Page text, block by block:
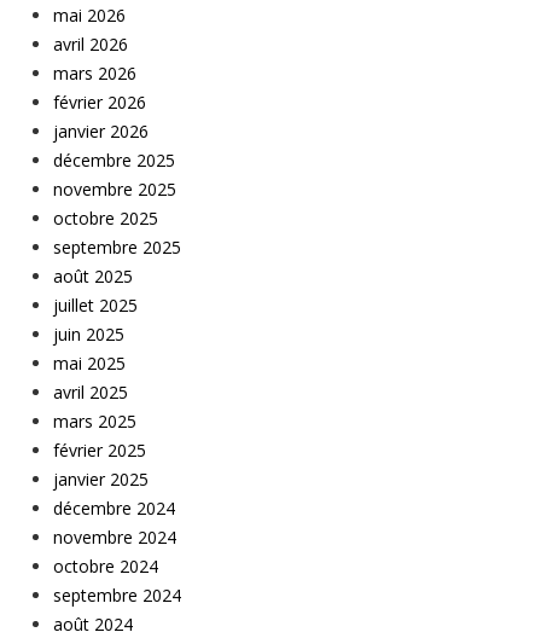
mai 2026
avril 2026
mars 2026
février 2026
janvier 2026
décembre 2025
novembre 2025
octobre 2025
septembre 2025
août 2025
juillet 2025
juin 2025
mai 2025
avril 2025
mars 2025
février 2025
janvier 2025
décembre 2024
novembre 2024
octobre 2024
septembre 2024
août 2024